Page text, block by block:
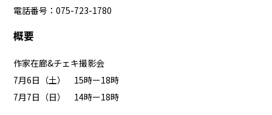
電話番号：075-723-1780
概要
作家在廊&チェキ撮影会
7月6日（土） 15時ー18時
7月7日（日） 14時ー18時